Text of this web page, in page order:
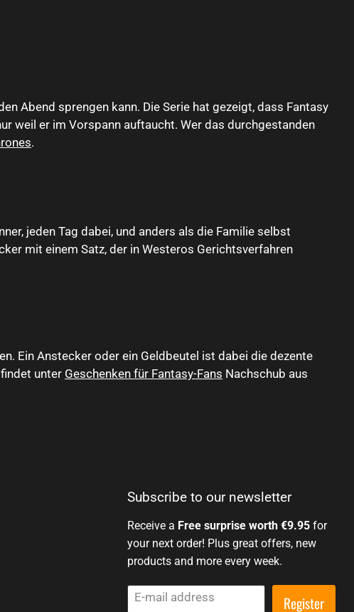
Abend sprengen kann. Die Serie hat gezeigt, dass Fantasy
weil er im Vorspann auftaucht. Wer das durchgestanden
.
jeden Tag dabei, und anders als die Familie selbst
mit einem Satz, der in Westeros Gerichtsverfahren
Ein Anstecker oder ein Geldbeutel ist dabei die dezente
unter Geschenken für Fantasy-Fans Nachschub aus
Subscribe to our newsletter
Receive a Free surprise worth €9.95 for
your next order! Plus great offers, new
products and more every week.
E-mail address Register